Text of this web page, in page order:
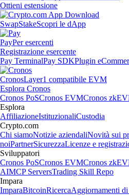
Ottieni estensione
SwapStakeScopri le dApp
PayPer esercenti
Registrazione esercente
Pay TerminalPay SDKPlugin
CronosLayer1 compatibile EVM
Esplora Cronos
Cronos PoSCronos EVMCronos
Esplora
AffiliazioneIstituzionaliCustodia
Crypto.com
Chi siamoNotizie aziendaliNovità sui
noiPartnerSicurezzaLicenze e
Sviluppatori
Cronos PoSCronos EVMCronos
AIMCP ServersTrading Skill Repo
Impara
ImparaBitcoinRicercaAggiornamenti di